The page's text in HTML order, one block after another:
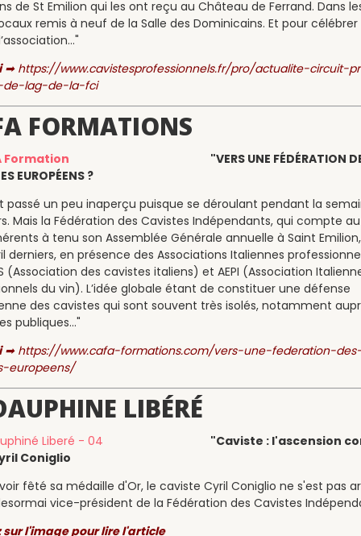
de St Emilion qui les ont reçu au Château de Ferrand. Dans
remis à neuf de la Salle des Dominicains. Et pour célébrer
➡https://www.cavistesprofessionnels.fr/pro/actualite-circuit-
de-lag-de-la-fci
FORMATIONS
"VERS UNE FÉDÉRATION
EUROPÉENS ?
passé un peu inaperçu puisque se déroulant pendant la
Mais la Fédération des Cavistes Indépendants, qui compte
à tenu son Assemblée Générale annuelle à Saint
derniers, en présence des Associations Italiennes
(Association des cavistes italiens) et AEPI (Association
du vin). L’idée globale étant de constituer une défense
des cavistes qui sont souvent très isolés, notamment
publiques..."
➡ https://www.cafa-formations.com/vers-une-federation-
europeens/
LIBÉRÉ
"Caviste : l'ascension
Coniglio
fêté sa médaille d'Or, le caviste Cyril Coniglio ne s'est pas
vice-président de la Fédération des Cavistes
sur l'image pour lire l'article